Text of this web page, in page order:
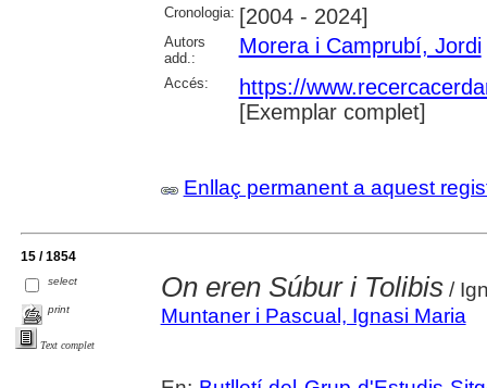
Cronologia: [2004 - 2024]
Autors
add.:
Morera i Camprubí, Jordi
Accés:
https://
[Exemplar complet]
Enllaç permanent a aquest
15 / 1854
select
print
Text complet
On eren Súbur i Tolibis/
Muntaner i Pascual, Ignasi Maria